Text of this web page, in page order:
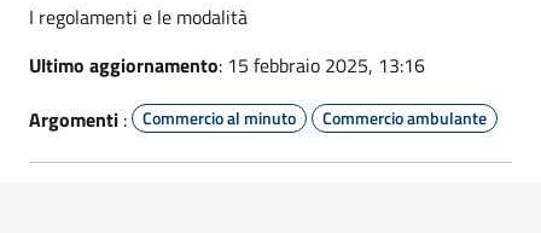
I regolamenti e le modalità
Ultimo aggiornamento: 15 febbraio 2025, 13:16
Argomenti : Commercio al minuto Commercio ambulante